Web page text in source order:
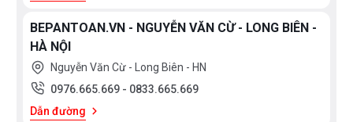
BEPANTOAN.VN - NGUYỄN VĂN CỪ - LONG BIÊN -
HÀ NỘI
Nguyễn Văn Cừ - Long Biên - HN
0976.665.669 - 0833.665.669
Dẫn đường